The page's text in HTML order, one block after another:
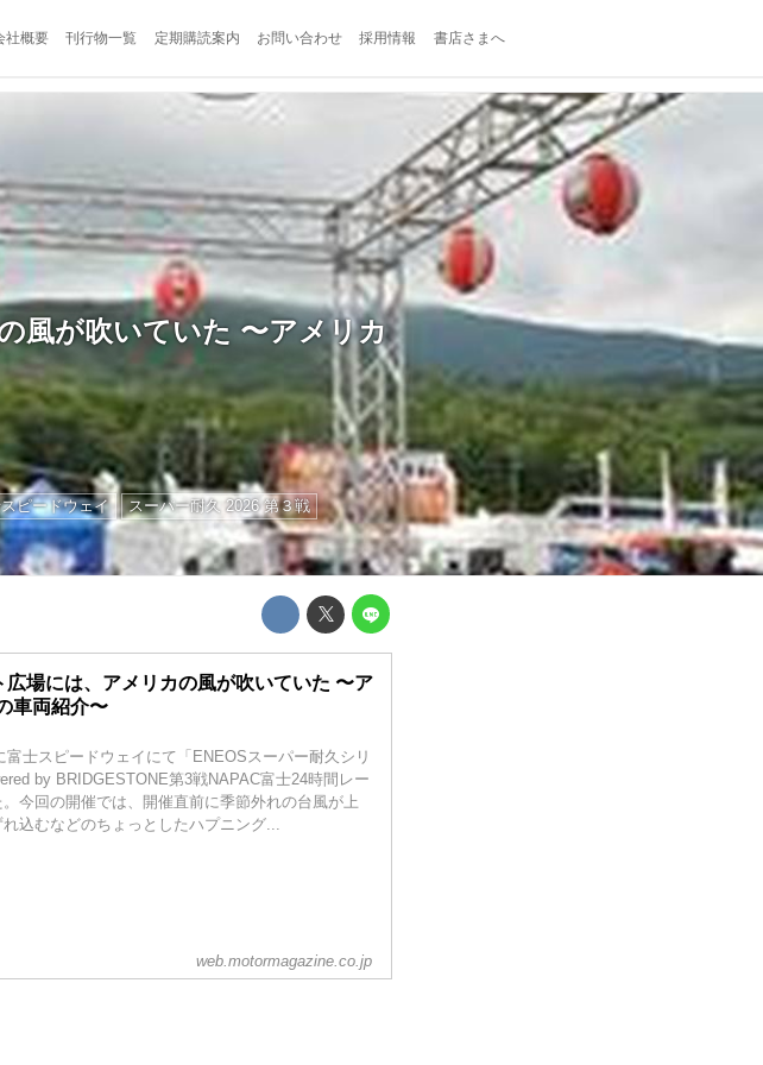
社概要 刊行物一覧 定期購読案内 お問い合わせ 採用情報 書店さまへ
風が吹いていた 〜アメリカ
ピードウェイ
スーパー耐久 2026 第３戦
広場には、アメリカの風が吹いていた 〜ア
車両紹介〜
富士スピードウェイにて「ENEOSスーパー耐久シリ
by BRIDGESTONE第3戦NAPAC富士24時間レー
今回の開催では、開催直前に季節外れの台風が上
込むなどのちょっとしたハプニング...
web.motormagazine.co.jp